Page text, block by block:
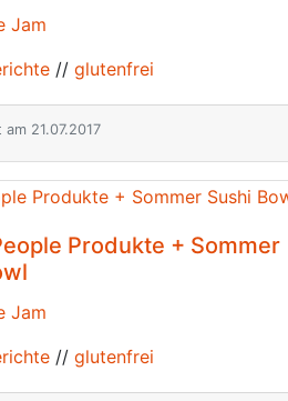
Jam
// glutenfrei
21.07.2017
Produkte + Sommer
Jam
// glutenfrei